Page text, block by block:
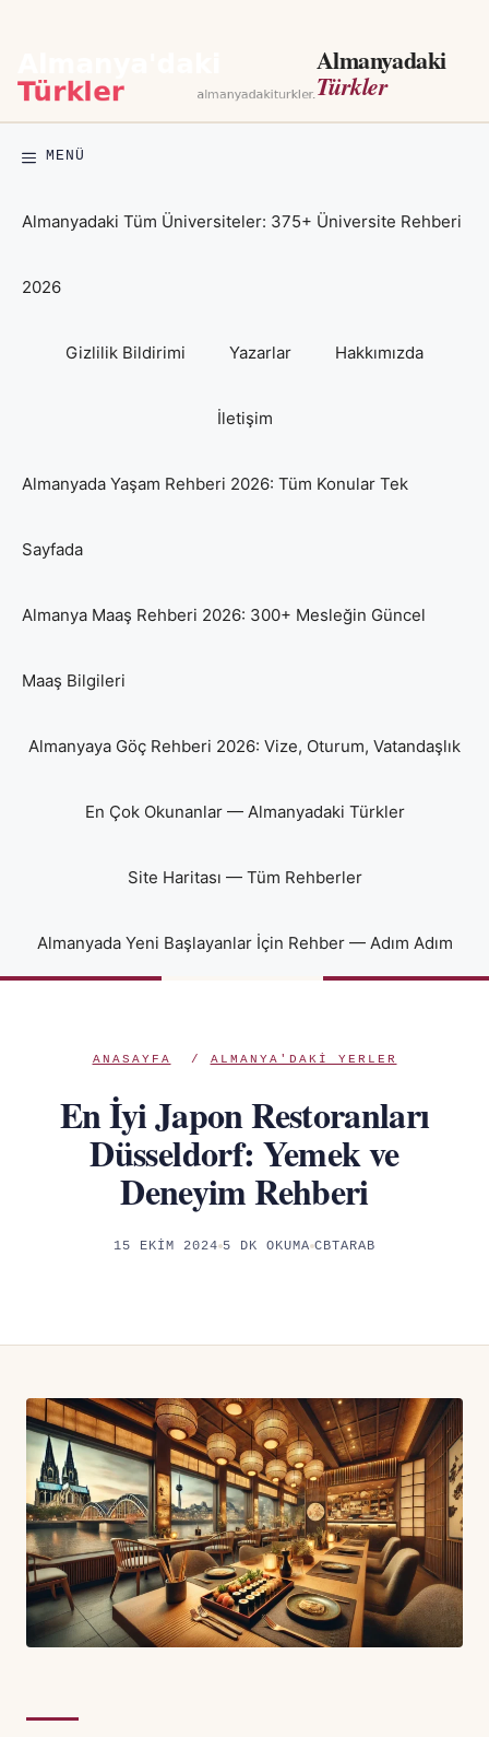
Almanyadaki
Türkler
MENÜ
Almanyadaki Tüm Üniversiteler: 375+ Üniversite Rehberi
2026
Gizlilik Bildirimi Yazarlar Hakkımızda
İletişim
Almanyada Yaşam Rehberi 2026: Tüm Konular Tek
Sayfada
Almanya Maaş Rehberi 2026: 300+ Mesleğin Güncel
Maaş Bilgileri
Almanyaya Göç Rehberi 2026: Vize, Oturum, Vatandaşlık
En Çok Okunanlar — Almanyadaki Türkler
Site Haritası — Tüm Rehberler
Almanyada Yeni Başlayanlar İçin Rehber — Adım Adım
ANASAYFA / ALMANYA'DAKI YERLER
En İyi Japon Restoranları
Düsseldorf: Yemek ve
Deneyim Rehberi
15 EKIM 2024 5 DK OKUMA CBTARAB